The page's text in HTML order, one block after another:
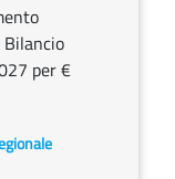
per €